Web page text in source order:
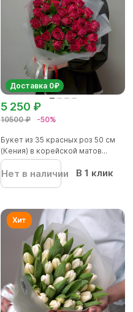
Доставка 0₽
10500 ₽ -50%
5 250 ₽
Букет из 35 красных роз 50 см
(Кения) в корейской матов...
Нет в наличии В 1 клик